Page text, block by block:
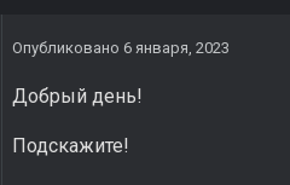
Опубликовано 6 января, 2023
Добрый день!
Подскажите!